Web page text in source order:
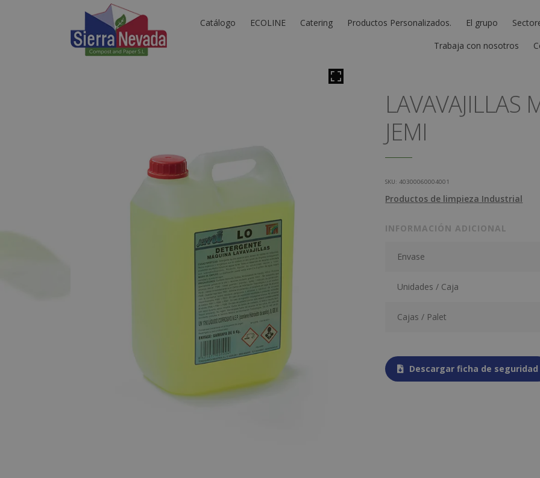
Catálogo ECOLINE Catering Productos Personalizados. El grupo
Trabaja con nosotros
LAVAVAJILLAS
JEMI
SKU: 40300060004001
Productos de limpieza Industrial
INFORMACIÓN ADICIONAL
Envase
Unidades / Caja
Cajas / Palet
Descargar ficha de seguridad